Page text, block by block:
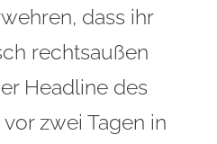
dass ihr
rechtsaußen
Headline des
zwei Tagen in